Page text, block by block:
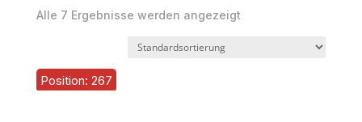
Alle 7 Ergebnisse werden angezeigt
Position: 267